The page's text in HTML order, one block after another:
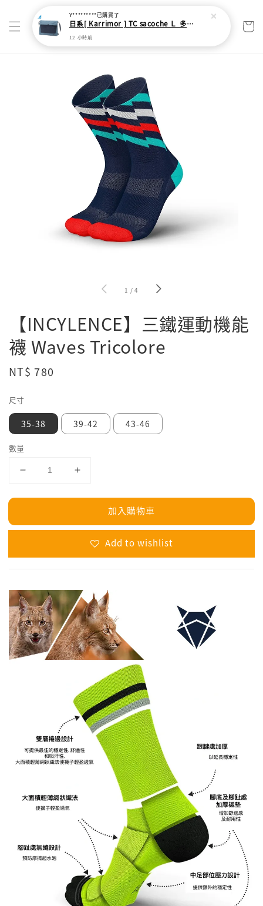
1 /4
【INCYLENCE】三鐵運動機能
襪 Waves Tricolore
Regular
NT$ 780
尺寸
35-38 39-42 43-46
數量
加入購物車
Add to wishlist
Y*********已購買了
日系[ Karrimor ] TC sacoche Ｌ 多功能輕旅收納袋
12 小時前